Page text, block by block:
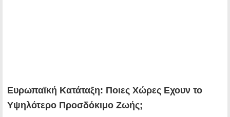
Ευρωπαϊκή Κατάταξη: Ποιες Χώρες Εχουν το
Υψηλότερο Προσδόκιμο Ζωής;